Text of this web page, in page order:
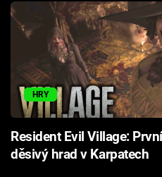
HRY
Resident Evil Village:
děsivý hrad v Karpatech